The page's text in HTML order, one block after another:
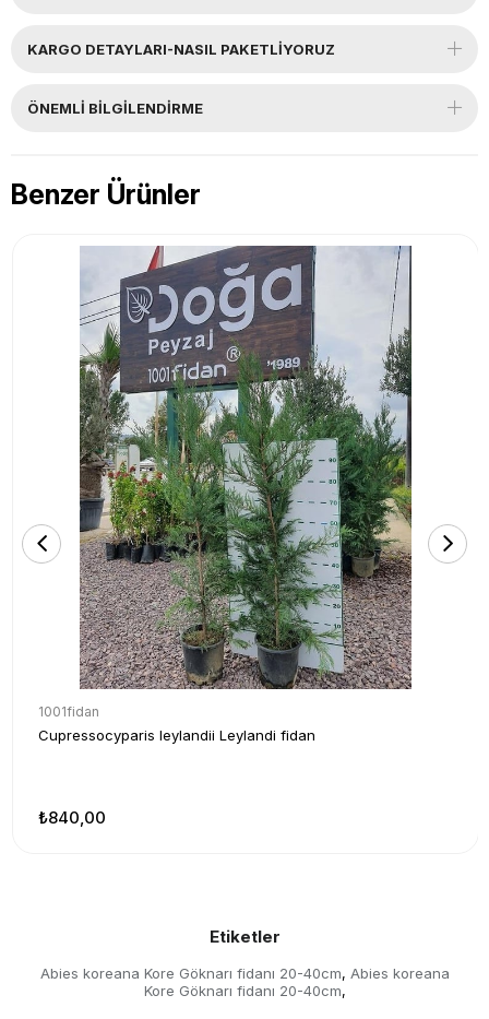
KARGO DETAYLARI-NASIL PAKETLİYORUZ
ÖNEMLI BILGILENDIRME
Benzer Ürünler
1001fidan
Cupressocyparis leylandii Leylandi fidan
₺840,00
Etiketler
Abies koreana Kore Göknarı fidanı 20-40cm, Abies koreana
Kore Göknarı fidanı 20-40cm,